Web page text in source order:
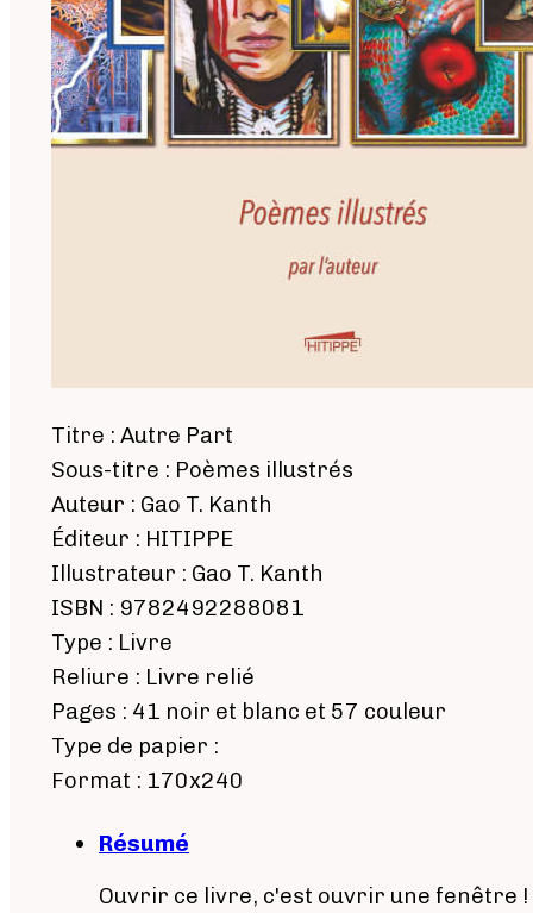
Titre : Autre Part
Sous-titre : Poèmes illustrés
Auteur : Gao T. Kanth
Éditeur : HITIPPE
Illustrateur : Gao T. Kanth
ISBN : 9782492288081
Type : Livre
Reliure : Livre relié
Pages : 41 noir et blanc et 57 couleur
Type de papier :
Format : 170x240
Résumé
Ouvrir ce livre, c'est ouvrir une fenêtre !